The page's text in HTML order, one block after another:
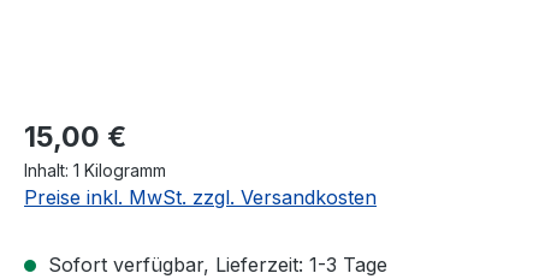
Regulärer Preis:
15,00 €
Inhalt: 1 Kilogramm
Preise inkl. MwSt. zzgl. Versandkosten
Sofort verfügbar, Lieferzeit: 1-3 Tage